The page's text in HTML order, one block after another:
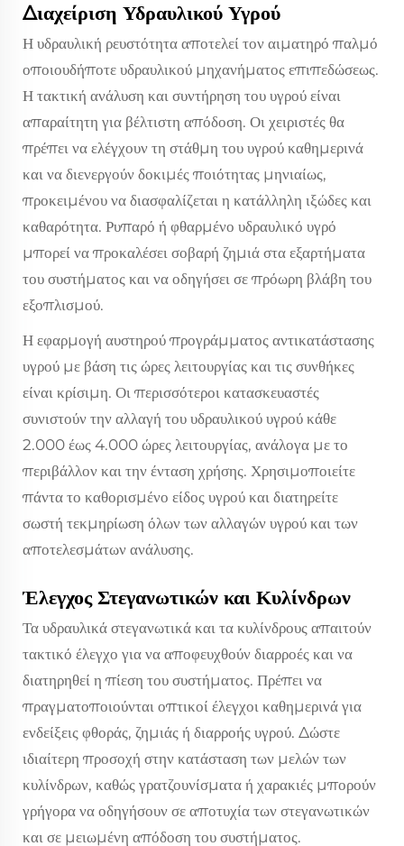
Διαχείριση Υδραυλικού Υγρού
Η υδραυλική ρευστότητα αποτελεί τον αιματηρό παλμό
οποιουδήποτε υδραυλικού μηχανήματος επιπεδώσεως.
Η τακτική ανάλυση και συντήρηση του υγρού είναι
απαραίτητη για βέλτιστη απόδοση. Οι χειριστές θα
πρέπει να ελέγχουν τη στάθμη του υγρού καθημερινά
και να διενεργούν δοκιμές ποιότητας μηνιαίως,
προκειμένου να διασφαλίζεται η κατάλληλη ιξώδες και
καθαρότητα. Ρυπαρό ή φθαρμένο υδραυλικό υγρό
μπορεί να προκαλέσει σοβαρή ζημιά στα εξαρτήματα
του συστήματος και να οδηγήσει σε πρόωρη βλάβη του
εξοπλισμού.
Η εφαρμογή αυστηρού προγράμματος αντικατάστασης
υγρού με βάση τις ώρες λειτουργίας και τις συνθήκες
είναι κρίσιμη. Οι περισσότεροι κατασκευαστές
συνιστούν την αλλαγή του υδραυλικού υγρού κάθε
2.000 έως 4.000 ώρες λειτουργίας, ανάλογα με το
περιβάλλον και την ένταση χρήσης. Χρησιμοποιείτε
πάντα το καθορισμένο είδος υγρού και διατηρείτε
σωστή τεκμηρίωση όλων των αλλαγών υγρού και των
αποτελεσμάτων ανάλυσης.
Έλεγχος Στεγανωτικών και Κυλίνδρων
Τα υδραυλικά στεγανωτικά και τα κυλίνδρους απαιτούν
τακτικό έλεγχο για να αποφευχθούν διαρροές και να
διατηρηθεί η πίεση του συστήματος. Πρέπει να
πραγματοποιούνται οπτικοί έλεγχοι καθημερινά για
ενδείξεις φθοράς, ζημιάς ή διαρροής υγρού. Δώστε
ιδιαίτερη προσοχή στην κατάσταση των μελών των
κυλίνδρων, καθώς γρατζουνίσματα ή χαρακιές μπορούν
γρήγορα να οδηγήσουν σε αποτυχία των στεγανωτικών
και σε μειωμένη απόδοση του συστήματος.